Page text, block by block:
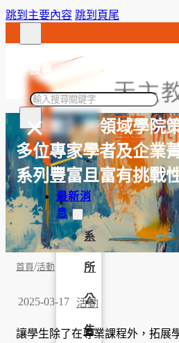
跳到主要內容 跳到頁尾
搜尋
搜
×
最新消
息
系
所
公
告
【活動】跨領域學院
多位專家學者及企業
系列豐富且富有挑戰
首頁/活動
2025-03-17 活動
讓學生除了在專業課程外，拓展